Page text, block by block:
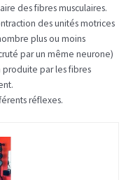
des fibres musculaires.
des unités motrices
plus ou moins
par un même neurone)
par les fibres
réflexes.